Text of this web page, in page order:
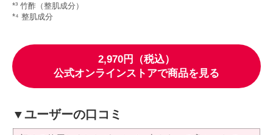
*³ 竹酢（整肌成分）
*⁴ 整肌成分
2,970円（税込）
公式オンラインストアで商品を見る
▼ユーザーの口コミ